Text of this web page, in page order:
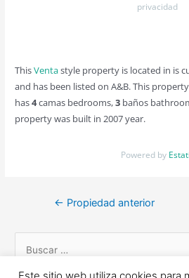
privacidad
ThisVentastyle property is located in is
and has been listed on A&B. This
has4camas bedrooms,3 baños
property was built in 2007 year.
Powered by
Navegación
entradas
← Propiedad anterior
u
Este sitio web utiliza cookies para